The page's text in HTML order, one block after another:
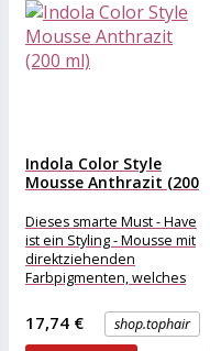
Indola Color Style
Mousse Anthrazit (200
Dieses smarte Must - Have
ist ein Styling - Mousse mit
direktziehenden
Farbpigmenten, welches
einem einfachenshop.tophair
17,74 €